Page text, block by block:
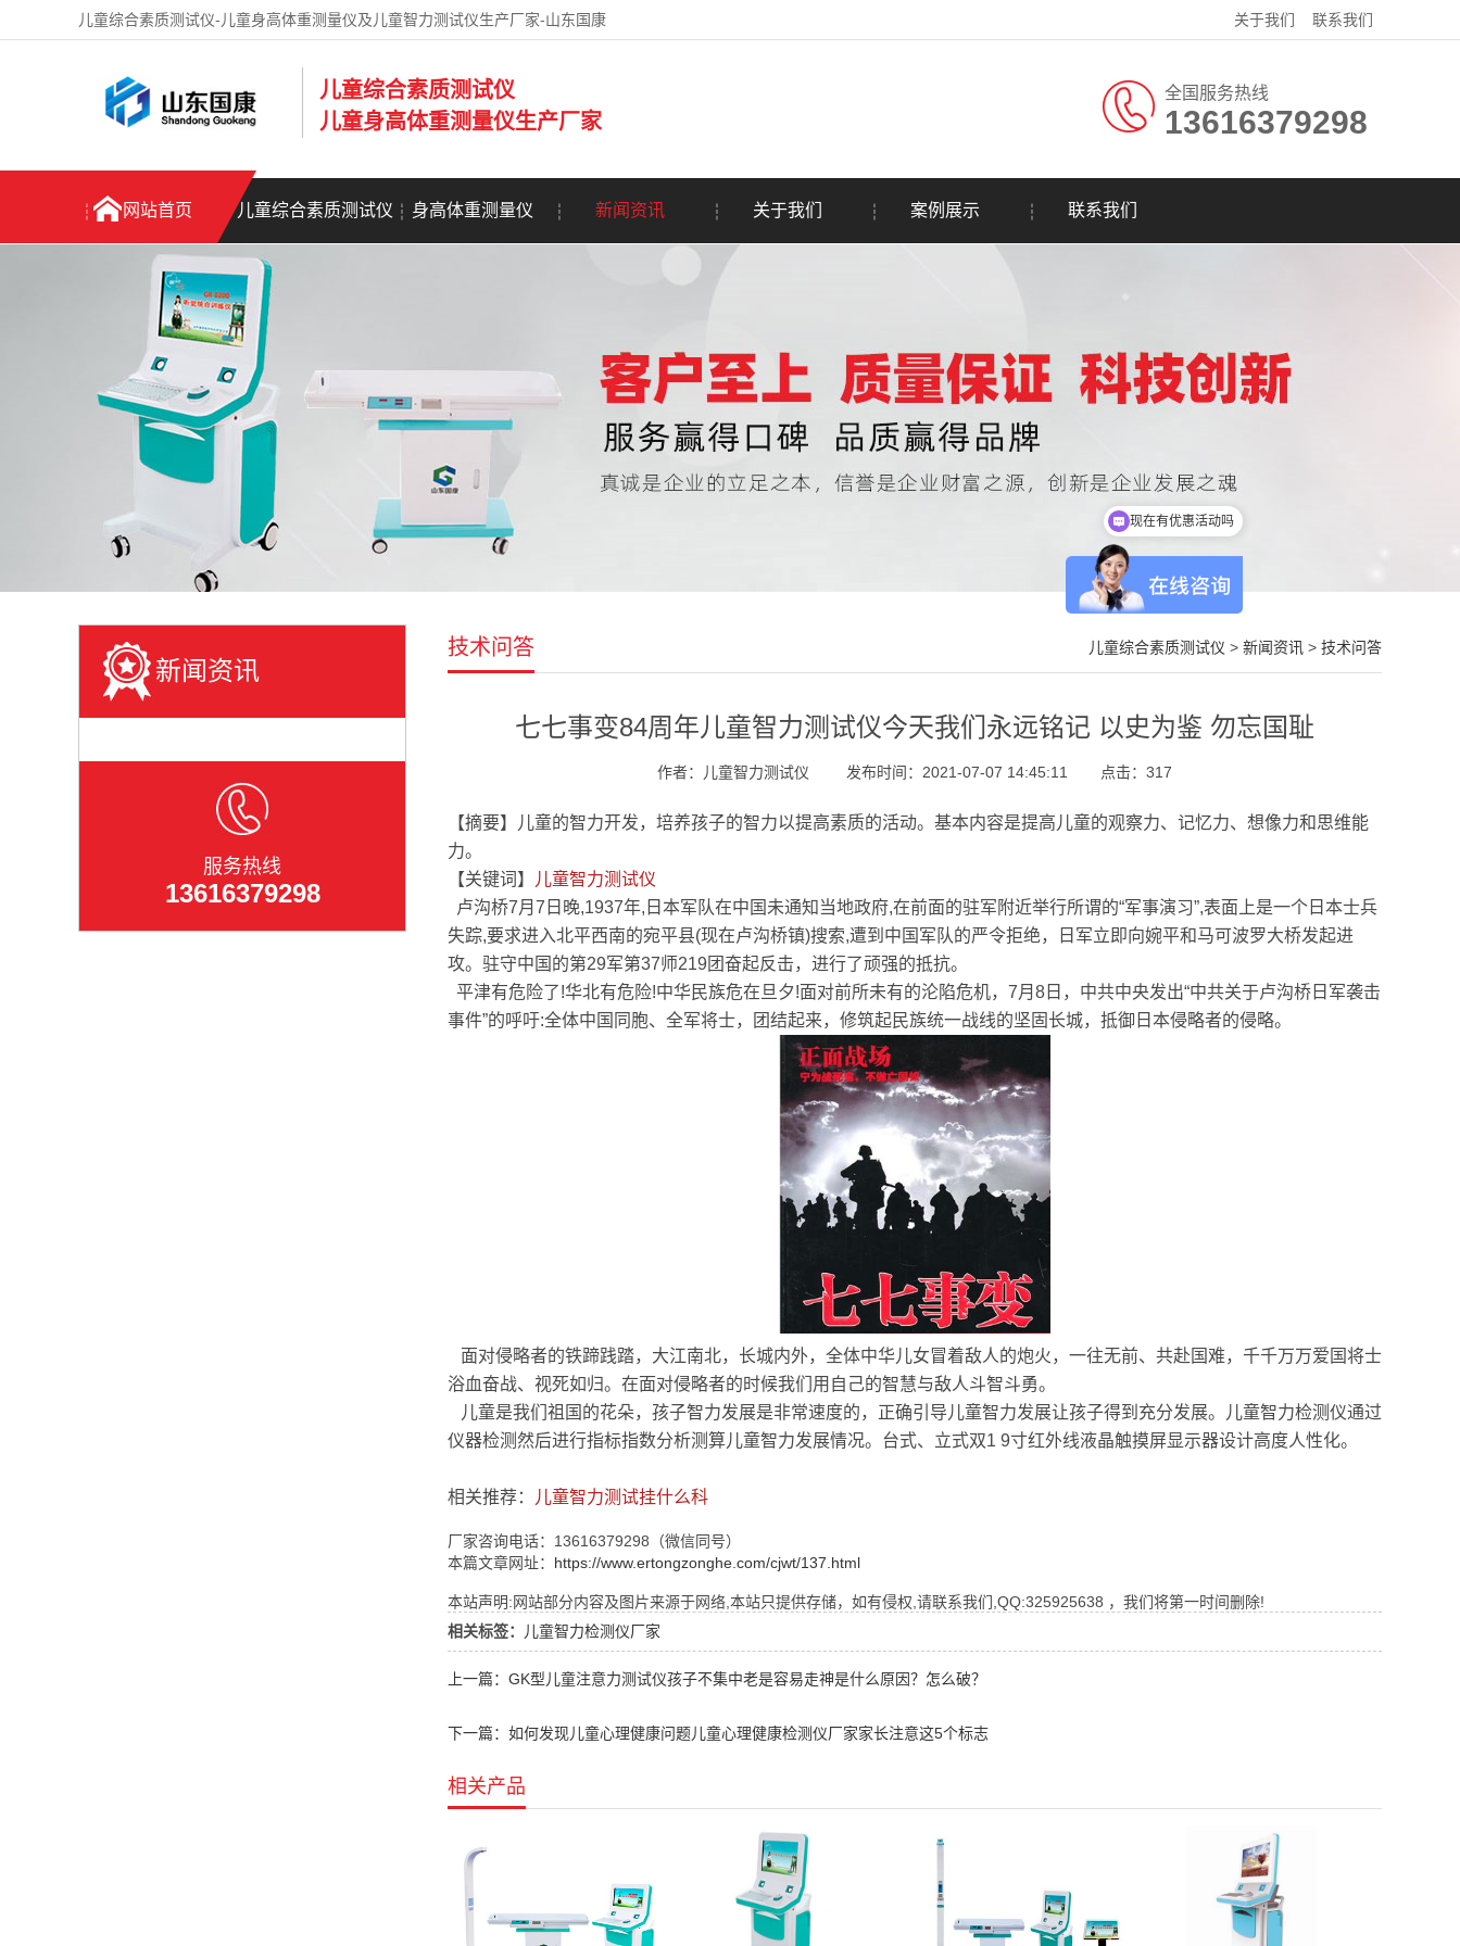
儿童综合素质测试仪-儿童身高体重测量仪及儿童智力测试仪生产厂家-山东国康 关于我们 联系我们
儿童综合素质测试仪
儿童身高体重测量仪生产厂家
全国服务热线
13616379298
网站首页 儿童综合素质测试仪 身高体重测量仪 新闻资讯 关于我们 案例展示 联系我们
新闻资讯
服务热线
13616379298
技术问答 儿童综合素质测试仪 > 新闻资讯 > 技术问答
七七事变84周年儿童智力测试仪今天我们永远铭记 以史为鉴 勿忘国耻
作者：儿童智力测试仪 发布时间：2021-07-07 14:45:11 点击： 317
【摘要】儿童的智力开发，培养孩子的智力以提高素质的活动。基本内容是提高儿童的观察力、记忆力、想像力和思维能
力。
【关键词】
儿童智力测试仪
卢沟桥7月7日晚,1937年,日本军队在中国未通知当地政府,在前面的驻军附近举行所谓的“军事演习”,表面上是一个日本士兵
失踪,要求进入北平西南的宛平县(现在卢沟桥镇)搜索,遭到中国军队的严令拒绝，日军立即向婉平和马可波罗大桥发起进
攻。驻守中国的第29军第37师219团奋起反击，进行了顽强的抵抗。
平津有危险了!华北有危险!中华民族危在旦夕!面对前所未有的沦陷危机，7月8日，中共中央发出“中共关于卢沟桥日军袭击
事件”的呼吁:全体中国同胞、全军将士，团结起来，修筑起民族统一战线的坚固长城，抵御日本侵略者的侵略。
面对侵略者的铁蹄践踏，大江南北，长城内外，全体中华儿女冒着敌人的炮火，一往无前、共赴国难，千千万万爱国将士
浴血奋战、视死如归。在面对侵略者的时候我们用自己的智慧与敌人斗智斗勇。
儿童是我们祖国的花朵，孩子智力发展是非常速度的，正确引导儿童智力发展让孩子得到充分发展。儿童智力检测仪通过
仪器检测然后进行指标指数分析测算儿童智力发展情况。台式、立式双1 9寸红外线液晶触摸屏显示器设计高度人性化。
相关推荐： 儿童智力测试挂什么科
厂家咨询电话：13616379298（微信同号）
本篇文章网址： https://www.ertongzonghe.com/cjwt/137.html
本站声明:网站部分内容及图片来源于网络,本站只提供存储，如有侵权,请联系我们,QQ:325925638 ，我们将第一时间删除!
相关标签：
儿童智力检测仪厂家
上一篇：GK型儿童注意力测试仪孩子不集中老是容易走神是什么原因？怎么破？
下一篇：如何发现儿童心理健康问题儿童心理健康检测仪厂家家长注意这5个标志
相关产品
可以介绍下你们的产品么
现在有优惠活动吗